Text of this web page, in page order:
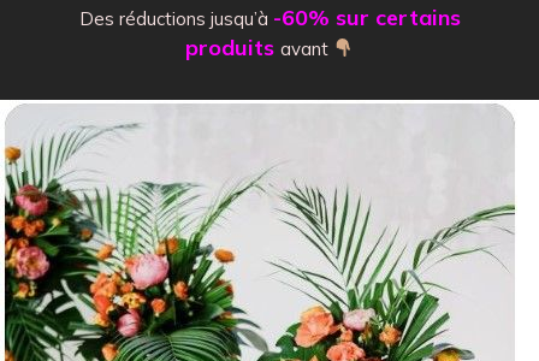
Des réductions jusqu’à -60% sur certains
produits avant